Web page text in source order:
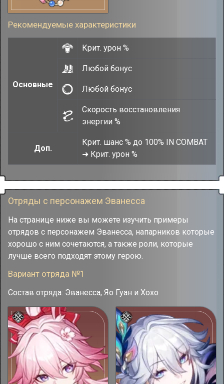
Рекомендуемые характеристики
Основные
Крит. урон %
Любой бонус
Любой бонус
Скорость восстановления
энергии %
Доп.
Крит. шанс % до 100% IN COMBAT
➜ Крит. урон %
Отряды с персонажем Эванесса
На странице ниже вы можете изучить примеры
отрядов с персонажем Эванесса, напарников которые
хорошо с ним сочетаются, а также роли, которые
лучше всего подходят этому герою.
Вариант отряда №1
Состав отряда: Эванесса, Яо Гуан и Хохо